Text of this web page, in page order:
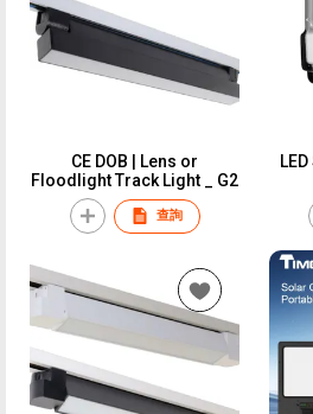
CE DOB | Lens or
Floodlight Track Light _ G2
查詢